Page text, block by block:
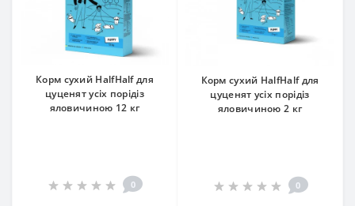
Корм сухий HalfHalf для
цуценят усіх порідіз
яловичиною 12 кг
0
Корм сухий HalfHalf для
цуценят усіх порідіз
яловичиною 2 кг
0